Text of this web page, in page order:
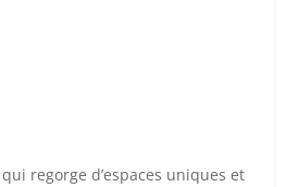
regorge d’espaces uniques et